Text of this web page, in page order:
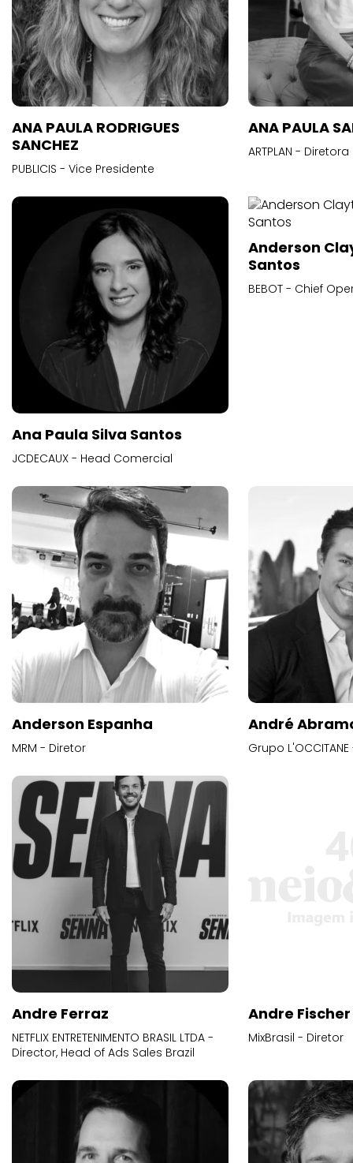
ANA PAULA RODRIGUES
SANCHEZ
PUBLICIS - Vice Presidente
ANA PAULA
ARTPLAN -
Ana Paula Silva Santos
JCDECAUX - Head Comercial
Anderson
Santos
BEBOT - Chief
Anderson Espanha
MRM - Diretor
André
Grupo
Andre Ferraz
NETFLIX ENTRETENIMENTO BRASIL LTDA -
Director, Head of Ads Sales Brazil
Andre Fischer
MixBrasil - Diretor